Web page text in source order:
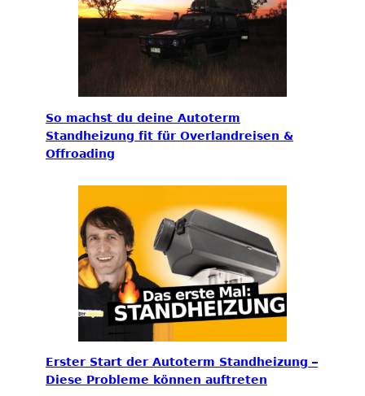
So machst du deine Autoterm
Standheizung fit für Overlandreisen &
Offroading
Erster Start der Autoterm Standheizung –
Diese Probleme können auftreten